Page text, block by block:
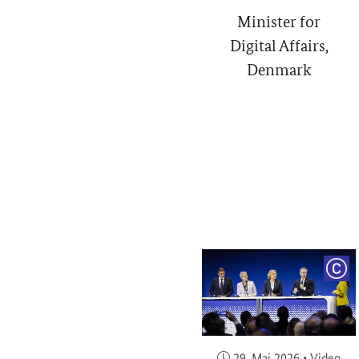
Minister for
Digital Affairs,
Denmark